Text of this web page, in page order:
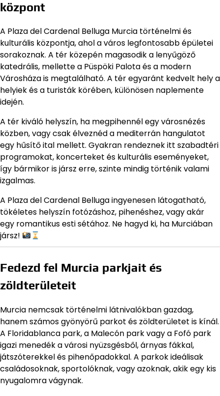
központ
A Plaza del Cardenal Belluga Murcia történelmi és
kulturális központja, ahol a város legfontosabb épületei
sorakoznak. A tér közepén magasodik a lenyűgöző
katedrális, mellette a Püspöki Palota és a modern
Városháza is megtalálható. A tér egyaránt kedvelt hely a
helyiek és a turisták körében, különösen naplemente
idején.
A tér kiváló helyszín, ha megpihennél egy városnézés
közben, vagy csak élveznéd a mediterrán hangulatot
egy hűsítő ital mellett. Gyakran rendeznek itt szabadtéri
programokat, koncerteket és kulturális eseményeket,
így bármikor is jársz erre, szinte mindig történik valami
izgalmas.
A Plaza del Cardenal Belluga ingyenesen látogatható,
tökéletes helyszín fotózáshoz, pihenéshez, vagy akár
egy romantikus esti sétához. Ne hagyd ki, ha Murciában
jársz!
Fedezd fel Murcia parkjait és
zöldterületeit
Murcia nemcsak történelmi látnivalókban gazdag,
hanem számos gyönyörű parkot és zöldterületet is kínál.
A Floridablanca park, a Malecón park vagy a Fofó park
igazi menedék a városi nyüzsgésből, árnyas fákkal,
játszóterekkel és pihenőpadokkal. A parkok ideálisak
családosoknak, sportolóknak, vagy azoknak, akik egy kis
nyugalomra vágynak.